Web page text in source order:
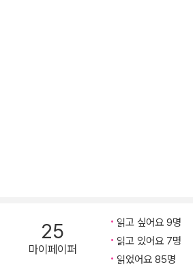
말』 『고요한 읽기』 등이 있다. 대산문학상,
작은 노트가 조금이라도 도움이 된다면
25
마이페이퍼
읽고 싶어요 9명
읽고 있어요 7명
읽었어요 85명